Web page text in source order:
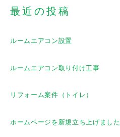
最近の投稿
ルームエアコン設置
ルームエアコン取り付け工事
リフォーム案件（トイレ）
ホームページを新規立ち上げました